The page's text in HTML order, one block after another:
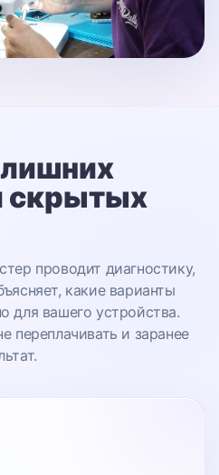
скрытых
проводит диагностику,
какие варианты
для вашего устройства.
переплачивать и заранее